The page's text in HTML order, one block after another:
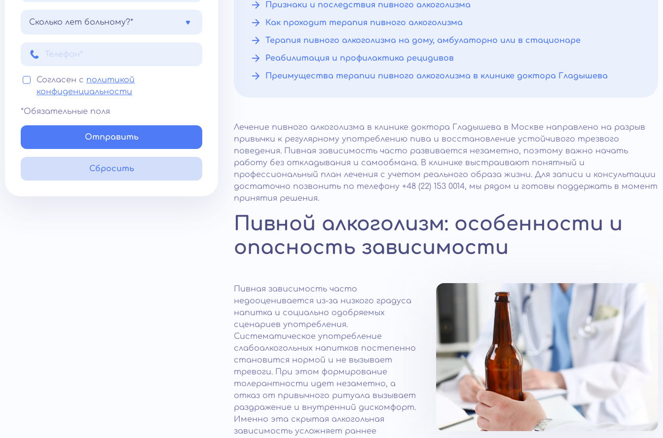
Сколько лет больному?*
Согласен с политикой
конфиденциальности
*Обязательные поля
Отправить
Сбросить
Признаки и последствия пивного алкоголизма
Как проходит терапия пивного алкоголизма
Терапия пивного алкоголизма на дому, амбулаторно или в стационаре
Реабилитация и профилактика рецидивов
Преимущества терапии пивного алкоголизма в клинике доктора Гладышева
Лечение пивного алкоголизма в клинике доктора Гладышева в Москве направлено на разрыв
привычки к регулярному употреблению пива и восстановление устойчивого трезвого
поведения. Пивная зависимость часто развивается незаметно, поэтому важно начать
работу без откладывания и самообмана. В клинике выстраивают понятный и
профессиональный план лечения с учетом реального образа жизни. Для записи и консультации
достаточно позвонить по телефону +48 (22) 153 0014, мы рядом и готовы поддержать в момент
принятия решения.
Пивной алкоголизм: особенности и
опасность зависимости
Пивная зависимость часто
недооценивается из-за низкого градуса
напитка и социально одобряемых
сценариев употребления.
Систематическое употребление
слабоалкогольных напитков постепенно
становится нормой и не вызывает
тревоги. При этом формирование
толерантности идет незаметно, а
отказ от привычного ритуала вызывает
раздражение и внутренний дискомфорт.
Именно эта скрытая алкогольная
зависимость усложняет раннее